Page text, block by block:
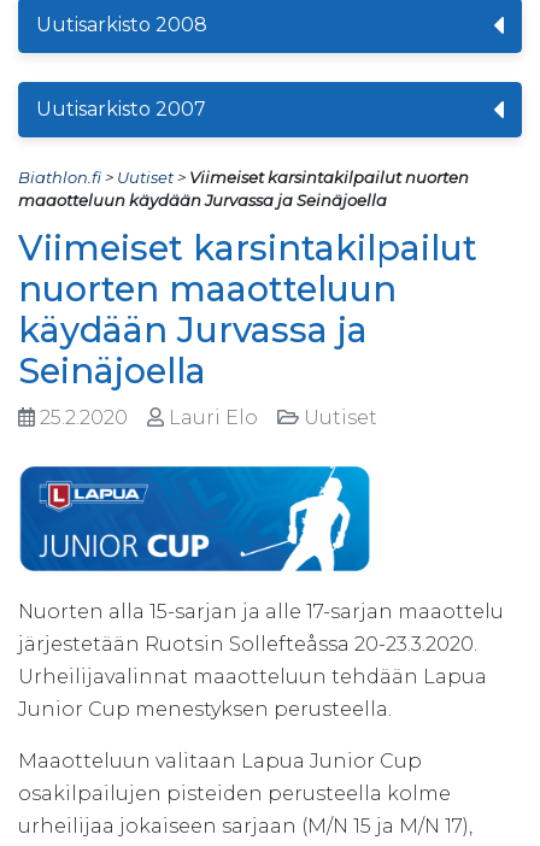
Uutisarkisto 2008
Uutisarkisto 2007
Biathlon.fi> Uutiset> Viimeiset karsintakilpailut nuorten
maaotteluun käydään Jurvassa ja Seinäjoella
Viimeiset karsintakilpailut
nuorten maaotteluun
käydään Jurvassa ja
Seinäjoella
25.2.2020 Lauri Elo Uutiset
Nuorten alla 15-sarjan ja alle 17-sarjan maaottelu
järjestetään Ruotsin Sollefteåssa 20-23.3.2020.
Urheilijavalinnat maaotteluun tehdään Lapua
Junior Cup menestyksen perusteella.
Maaotteluun valitaan Lapua Junior Cup
osakilpailujen pisteiden perusteella kolme
urheilijaa jokaiseen sarjaan (M/N 15 ja M/N 17),